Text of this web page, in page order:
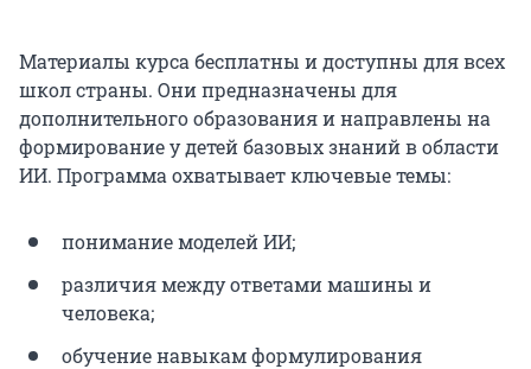
Материалы курса бесплатны и доступны для всех
школ страны. Они предназначены для
дополнительного образования и направлены на
формирование у детей базовых знаний в области
ИИ. Программа охватывает ключевые темы:
понимание моделей ИИ;
различия между ответами машины и
человека;
обучение навыкам формулирования